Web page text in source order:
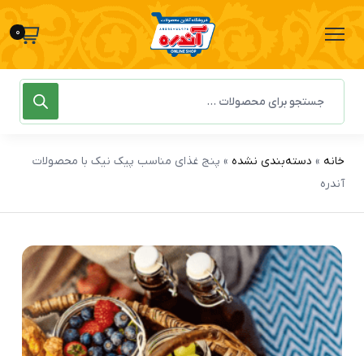
0
خانه » دسته‌بندی نشده » پنج غذای مناسب پیک نیک با محصولات
آندره